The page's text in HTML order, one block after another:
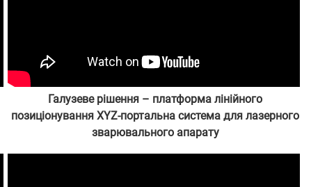
Галузеве рішення – платформа лінійного
позиціонування XYZ-портальна система для лазерного
зварювального апарату